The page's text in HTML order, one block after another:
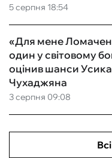
5 серпня 18:54
3 серпня 09:08
«Для мене
один у світовому
оцінив шанси
Чухаджяна